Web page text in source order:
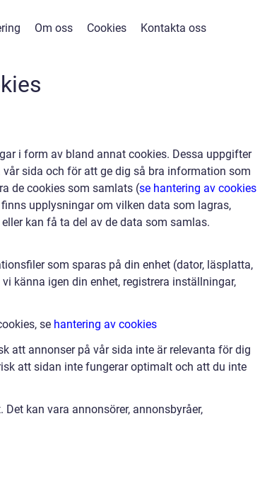
Om oss Cookies Kontakta oss
i form av bland annat cookies. Dessa uppgifter
sida och för att ge dig så bra information som
de cookies som samlats (se hantering av cookies
upplysningar om vilken data som lagras,
kan få ta del av de data som samlas.
som sparas på din enhet (dator, läsplatta,
känna igen din enhet, registrera inställningar,
se hantering av cookies
att annonser på vår sida inte är relevanta för dig
att sidan inte fungerar optimalt och att du inte
kan vara annonsörer, annonsbyråer,